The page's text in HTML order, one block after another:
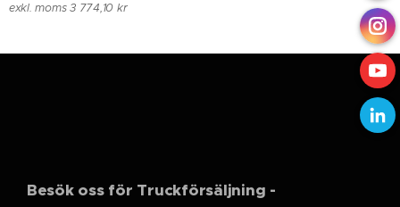
exkl. moms 3 774,10 kr
Besök oss för Truckförsäljning -